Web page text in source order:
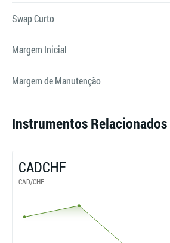
Swap Curto
Margem Inicial
Margem de Manutenção
Instrumentos Relacionados
CADCHF
CAD/CHF